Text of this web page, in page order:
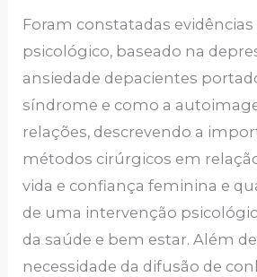
Foram constatadas
psicológico, baseado na
ansiedade depacientes
síndrome e como a
relações, descrevendo a
métodos cirúrgicos em
vida e confiança feminina e
de uma intervenção
da saúde e bem estar. Além
necessidade da difusão de